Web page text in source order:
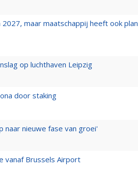
maar maatschappij heeft ook plan
op luchthaven Leipzig
door staking
naar nieuwe fase van groei'
vanaf Brussels Airport